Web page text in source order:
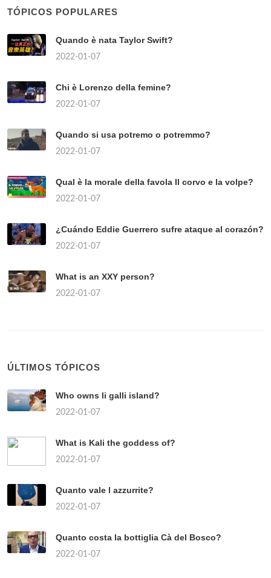
TÓPICOS POPULARES
Quando è nata Taylor Swift?
2022-01-07
Chi è Lorenzo della femine?
2022-01-07
Quando si usa potremo o potremmo?
2022-01-07
Qual è la morale della favola Il corvo e la volpe?
2022-01-07
¿Cuándo Eddie Guerrero sufre ataque al corazón?
2022-01-07
What is an XXY person?
2022-01-07
ÚLTIMOS TÓPICOS
Who owns li galli island?
2022-01-07
What is Kali the goddess of?
2022-01-07
Quanto vale l azzurrite?
2022-01-07
Quanto costa la bottiglia Cà del Bosco?
2022-01-07